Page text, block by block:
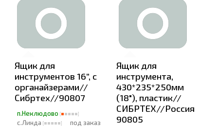
Ящик для
инструментов 16”, с
органайзерами//
Сибртех//90807
п.Неклюдово
с.Линда
под заказ
Ящик для
инструмента,
430*235*250мм
(18"), пластик//
СИБРТЕХ//Россия
90805